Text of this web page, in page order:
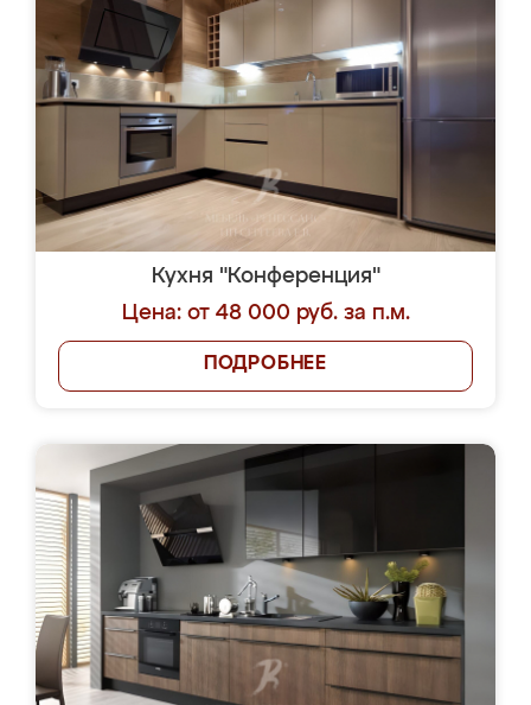
Кухня "Конференция"
Цена: от 48 000 руб. за п.м.
ПОДРОБНЕЕ